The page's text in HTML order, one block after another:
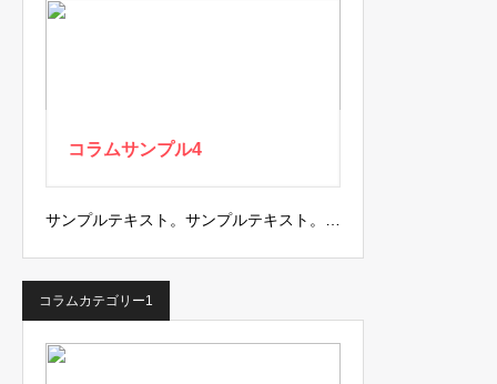
コラムサンプル4
サンプルテキスト。サンプルテキスト。…
コラムカテゴリー1